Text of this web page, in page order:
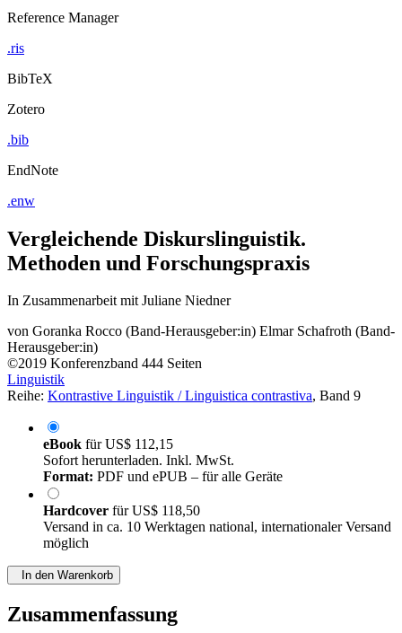
Reference Manager
.ris
BibTeX
Zotero
.bib
EndNote
.enw
Vergleichende Diskurslinguistik.
Methoden und Forschungspraxis
In Zusammenarbeit mit Juliane Niedner
von Goranka Rocco (Band-Herausgeber:in) Elmar Schafroth (Band-
Herausgeber:in)
©2019 Konferenzband 444 Seiten
Linguistik
Reihe: Kontrastive Linguistik / Linguistica contrastiva, Band 9
eBook fürUS$ 112,15
Sofort herunterladen. Inkl. MwSt.
Format: PDF und ePUB – für alle Geräte
Hardcover fürUS$ 118,50
Versand in ca. 10 Werktagen national, internationaler Versand
möglich
In den Warenkorb
Zusammenfassung